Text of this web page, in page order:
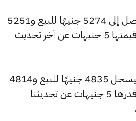
ارتفع سعر عيار 24 ليصل إلى 5274 جنيهًا للبيع و5251
جنيهًا للشراء، بزيادة قيمتها 5 جنيهات عن آخر تحديث
وارتفع سعر عيار 22 ليسجل 4835 جنيهًا للبيع و4814
جنيهًا للشراء، بزيادة قدرها 5 جنيهات عن تحديثنا